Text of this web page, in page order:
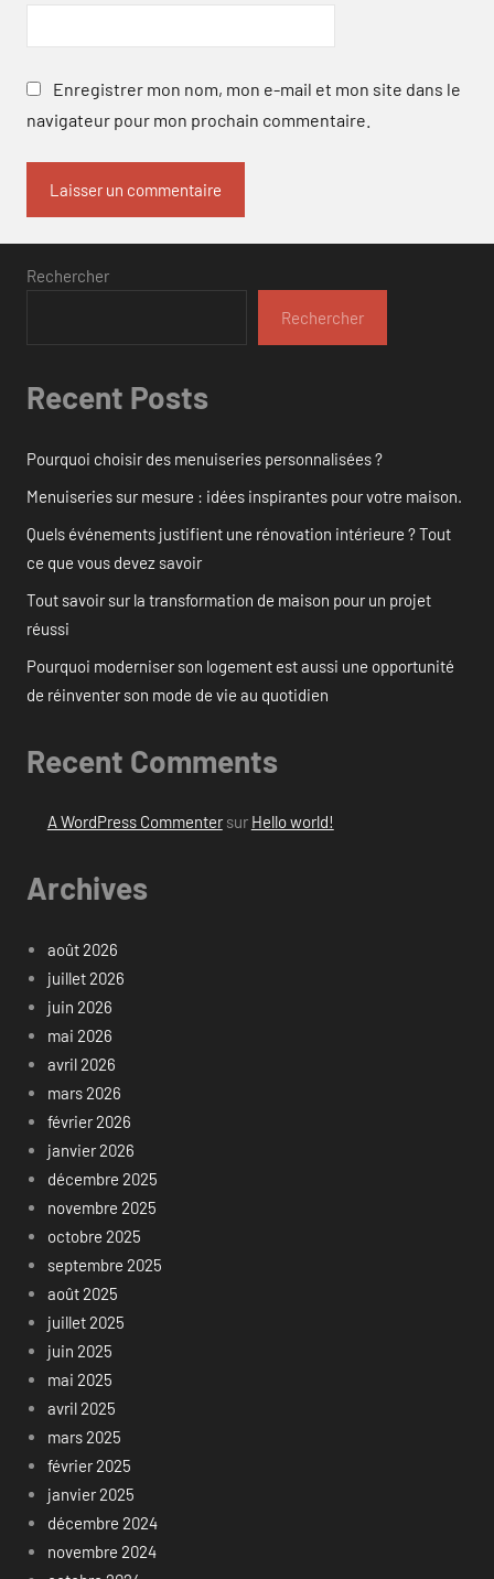
Enregistrer mon nom, mon e-mail et mon site dans le
navigateur pour mon prochain commentaire.
Rechercher
Rechercher
Recent Posts
Pourquoi choisir des menuiseries personnalisées ?
Menuiseries sur mesure : idées inspirantes pour votre maison.
Quels événements justifient une rénovation intérieure ? Tout
ce que vous devez savoir
Tout savoir sur la transformation de maison pour un projet
réussi
Pourquoi moderniser son logement est aussi une opportunité
de réinventer son mode de vie au quotidien
Recent Comments
A WordPress Commentersur Hello world!
Archives
août 2026
juillet 2026
juin 2026
mai 2026
avril 2026
mars 2026
février 2026
janvier 2026
décembre 2025
novembre 2025
octobre 2025
septembre 2025
août 2025
juillet 2025
juin 2025
mai 2025
avril 2025
mars 2025
février 2025
janvier 2025
décembre 2024
novembre 2024